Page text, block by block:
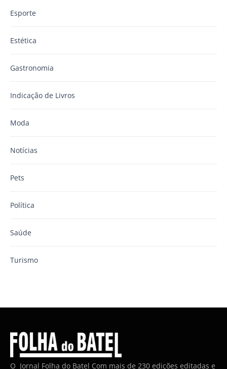
Esporte
Estética
Gastronomia
Indicação de Livros
Moda
Notícias
Pets
Política
Saúde
Turismo
O Jornal Folha do Batel Com mais de 230 edições editadas e